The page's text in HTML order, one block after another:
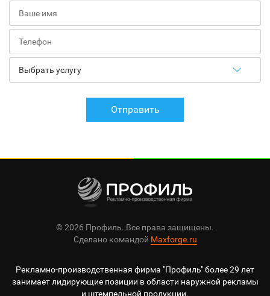
Отправить
© 2026 Профиль. Все права защищены.
Сделано командой Maxforge.ru
Рекламно-производственная фирма "Профиль" более 29 лет
занимает лидирующие позиции в области наружной рекламы
и штемпельной продукции.